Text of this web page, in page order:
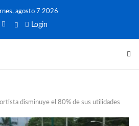
agosto 7 2026
Login
disminuye el 80% de sus utilidades